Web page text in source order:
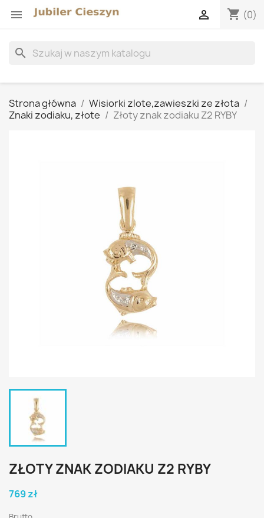
 shopping_cart (0)

search
Strona główna
Wisiorki zlote,zawieszki ze złota
Znaki zodiaku, złote
Złoty znak zodiaku Z2 RYBY
ZŁOTY ZNAK ZODIAKU Z2 RYBY
769 zł